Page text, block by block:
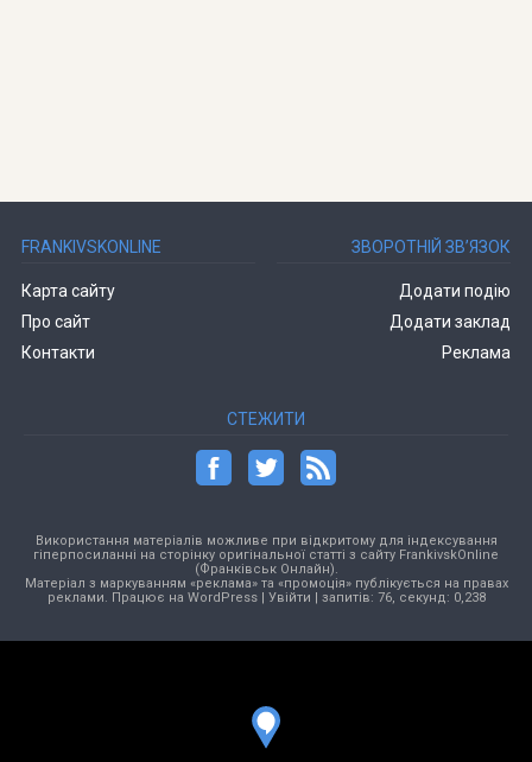
FRANKIVSKONLINE
Карта сайту
Про сайт
Контакти
ЗВОРОТНІЙ ЗВ’ЯЗОК
Додати подію
Додати заклад
Реклама
СТЕЖИТИ
Використання матеріалів можливе при відкритому для індексування
гіперпосиланні на сторінку оригінальної статті з сайту FrankivskOnline
(Франківськ Онлайн).
Матеріал з маркуванням «реклама» та «промоція» публікується на правах
реклами. Працює на WordPress| Увійти | запитів: 76, секунд: 0,238